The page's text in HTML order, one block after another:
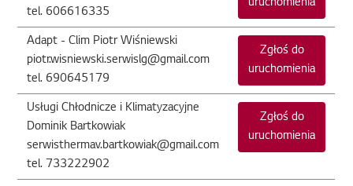
tel. 606616335
uruchomienia
Adapt - Clim Piotr Wiśniewski
piotr.wisniewski.serwislg@gmail.com
tel. 690645179
Zgłoś do
uruchomienia
Usługi Chłodnicze i Klimatyzacyjne
Dominik Bartkowiak
serwisthermav.bartkowiak@gmail.com
tel. 733222902
Zgłoś do
uruchomienia